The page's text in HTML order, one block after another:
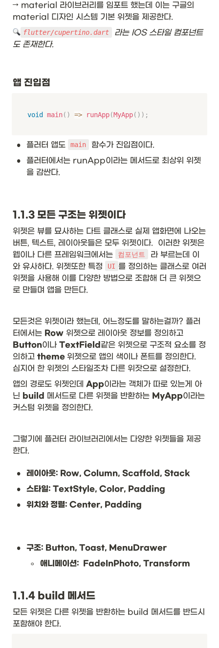
→ material 라이브러리를 임포트 했는데 이는 구글의
material 디자인 시스템 기본 위젯을 제공한다.
flutter/cupertino.dart
라는 IOS 스타일 컴포넌트
도 존재한다.
앱 진입점
void main( ) => runApp(MyApp( ) ) ;
• 플러터 앱도 main 함수가 진입점이다.
•
플러터에서는 runApp이라는 메서드로 최상위 위젯
을 감싼다.
1.1.3 모든 구조는 위젯이다
위젯은 뷰를 묘사하는 다트 클래스로 실제 앱화면에 나오는
버튼, 텍스트, 레이아웃들은 모두 위젯이다.  이러한 위젯은
웹이나 다른 프레임워크에서는
컴포넌트
라 부르는데 이
와 유사하다. 위젯또한 특정
UI 를 정의하는 클래스로 여러
위젯을 사용해 이를 다양한 방법으로 조합해 더 큰 위젯으
로 만들며 앱을 만든다.
모든것은 위젯이라 했는데, 어느정도를 말하는걸까? 플러
터에서는 Row
Button이나 TextField 같은 위젯으로 구조적 요소를 정
의하고 theme 위젯으로 앱의 색이나 폰트를 정의한다.
심지어 한 위젯의 스타일조차 다른 위잣으로 설정한다.
앱의 경로도 위젯인데 App이라는 객체가 따로 있는게 아
닌 build 메서드로 다른 위젯을 반환하는 MyApp이라는
커스텀 위젯을 정의한다.
그렇기에 플러터 라이브러리에서는 다양한 위젯들을 제공
한다.
• 레이아웃: Row, Column, Scaffold, Stack
• 스타일: TextStyle, Color, Padding
• 위치와 정렬: Center, Padding
• 구조: Button, Toast, MenuDrawer
◦ 애니메이션:  FadeInPhoto, Transform
1.1.4 build 메서드
모든 위젯은 다른 위젯을 반환하는 build 메서드를 반드시
포함해야 한다.